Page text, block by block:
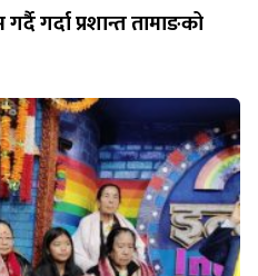
गर्दा प्रशान्त तामाङको